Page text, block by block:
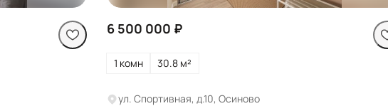
6 500 000 ₽
1 комн 30.8 м²
ул. Спортивная, д.10, Осиново